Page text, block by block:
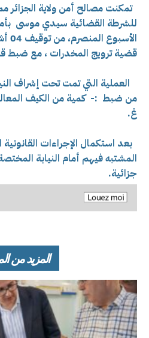
تمكنت مصالح أمن ولاية الجزائر
للشرطة القضائية سيدي موسى بأمن
قضية ترويج المخدرات ، مع ضبط قرابة (2,5) كلغ
العملية التي تمت تحت إشراف
غ.
بعد استكمال الإجراءات
المشتبه فيهم أمام النيابة
جزائية.
المزيد من